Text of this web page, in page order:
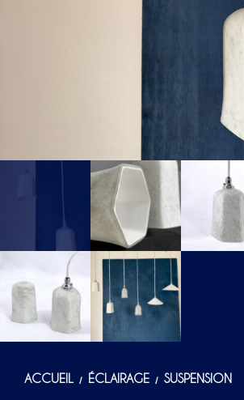
ACCUEIL / ÉCLAIRAGE / SUSPENSION